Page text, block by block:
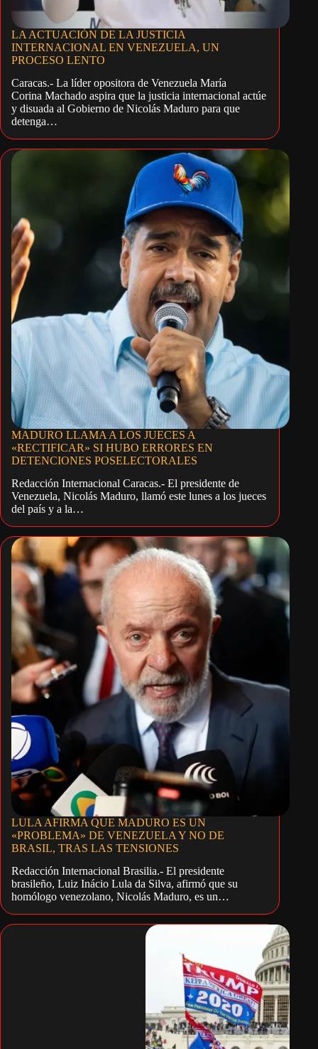
LA ACTUACIÓN DE LA JUSTICIA
INTERNACIONAL EN VENEZUELA, UN
PROCESO LENTO
Caracas.- La líder opositora de Venezuela María
Corina Machado aspira que la justicia internacional actúe
y disuada al Gobierno de Nicolás Maduro para que
detenga…
MADURO LLAMA A LOS JUECES A
«RECTIFICAR» SI HUBO ERRORES EN
DETENCIONES POSELECTORALES
Redacción Internacional Caracas.- El presidente de
Venezuela, Nicolás Maduro, llamó este lunes a los jueces
del país y a la…
LULA AFIRMA QUE MADURO ES UN
«PROBLEMA» DE VENEZUELA Y NO DE
BRASIL, TRAS LAS TENSIONES
Redacción Internacional Brasilia.- El presidente
brasileño, Luiz Inácio Lula da Silva, afirmó que su
homólogo venezolano, Nicolás Maduro, es un…